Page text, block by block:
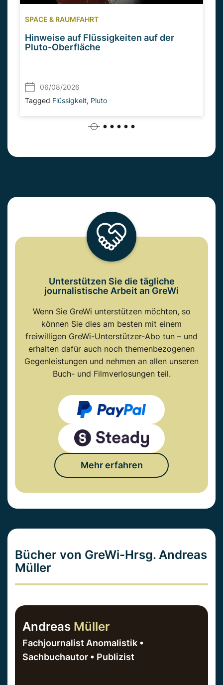
SPACE & RAUMFAHRT
Hinweise auf Flüssigkeiten auf der
Pluto-Oberfläche
06/08/2026
Tagged Flüssigkeit, Pluto
Unterstützen Sie die tägliche
journalistische Arbeit an GreWi
Wenn Sie GreWi unterstützen möchten, so
können Sie dies am besten mit einem
freiwilligen GreWi-Unterstützer-Abo tun – und
erhalten dafür auch noch themenbezogenen
Gegenleistungen und nehmen an allen unseren
Buch- und Filmverlosungen teil.
Mehr erfahren
Bücher von GreWi-Hrsg. Andreas
Müller
Andreas Müller
Fachjournalist Anomalistik •
Sachbuchautor • Publizist